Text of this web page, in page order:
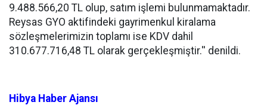
9.488.566,20 TL olup, satım işlemi bulunmamaktadır.
Reysas GYO aktifindeki gayrimenkul kiralama
sözleşmelerimizin toplamı ise KDV dahil
310.677.716,48 TL olarak gerçekleşmiştir.'' denildi.
Hibya Haber Ajansı